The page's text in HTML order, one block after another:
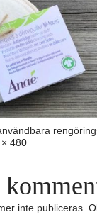
480
inte publiceras.